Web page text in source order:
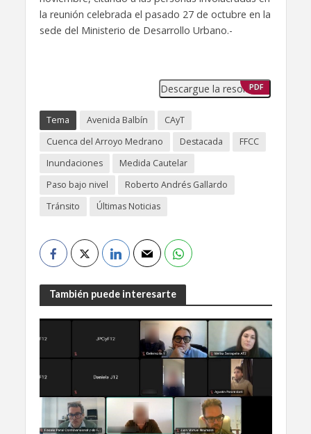
la reunión celebrada el pasado 27 de octubre en la
sede del Ministerio de Desarrollo Urbano.-
Descargue la resolución
PDF
Tema Avenida Balbín
CAyT
Cuenca del Arroyo Medrano
Destacada
FFCC
Inundaciones
Medida Cautelar
Paso bajo nivel
Roberto Andrés Gallardo
Tránsito
Últimas Noticias
También puede interesarte